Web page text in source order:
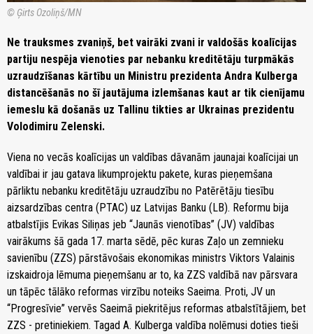
© Ģirts Ozoliņš/MN
Ne trauksmes zvaniņš, bet vairāki zvani ir valdošās koalīcijas
partiju nespēja vienoties par nebanku kreditētāju turpmākās
uzraudzīšanas kārtību un Ministru prezidenta Andra Kulberga
distancēšanās no šī jautājuma izlemšanas kaut ar tik cienījamu
iemeslu kā došanās uz Tallinu tikties ar Ukrainas prezidentu
Volodimiru Zelenski.
Viena no vecās koalīcijas un valdības dāvanām jaunajai koalīcijai un
valdībai ir jau gatava likumprojektu pakete, kuras pieņemšana
pārliktu nebanku kreditētāju uzraudzību no Patērētāju tiesību
aizsardzības centra (PTAC) uz Latvijas Banku (LB). Reformu bija
atbalstījis Evikas Siliņas jeb “Jaunās vienotības” (JV) valdības
vairākums šā gada 17. marta sēdē, pēc kuras Zaļo un zemnieku
savienību (ZZS) pārstāvošais ekonomikas ministrs Viktors Valainis
izskaidroja lēmuma pieņemšanu ar to, ka ZZS valdībā nav pārsvara
un tāpēc tālāko reformas virzību noteiks Saeima. Proti, JV un
“Progresīvie” vervēs Saeimā piekritējus reformas atbalstītājiem, bet
ZZS - pretiniekiem. Tagad A. Kulberga valdība nolēmusi doties tieši